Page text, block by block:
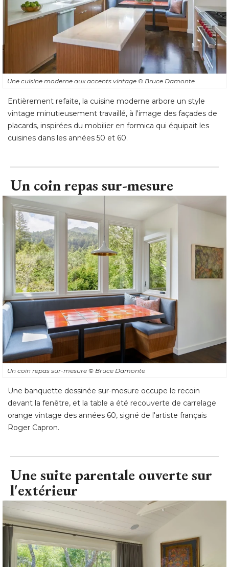
Une cuisine moderne aux accents vintage © Bruce Damonte
Entièrement refaite, la cuisine moderne arbore un style
vintage minutieusement travaillé, à l'image des façades de
placards, inspirées du mobilier en formica qui équipait les
cuisines dans les années 50 et 60.
Un coin repas sur-mesure
Un coin repas sur-mesure © Bruce Damonte
Une banquette dessinée sur-mesure occupe le recoin
devant la fenêtre, et la table a été recouverte de carrelage
orange vintage des années 60, signé de l'artiste français
Roger Capron.
Une suite parentale ouverte sur
l'extérieur